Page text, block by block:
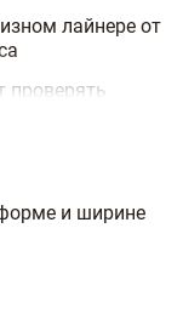
лайнере от
проверять
дней не могла
папе" —и ширине